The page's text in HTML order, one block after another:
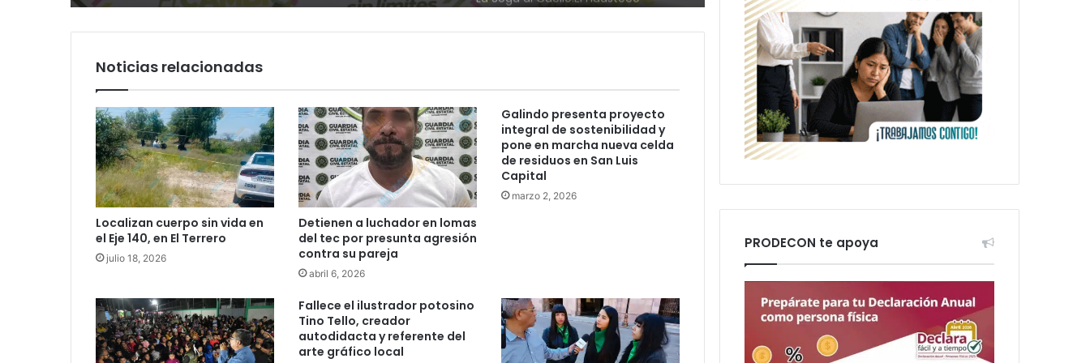
llegada tras renunciar al
PRI
Ruth González destaca impacto del
destaca coordinación con
Gobierno del Estado
Luis Mejía inicia diagnóstico en
Parques Tangamanga y defiende
llegada tras renunciar al PRI
La Soga al Cuello:El Huasteco
Noticias relacionadas
Localizan cuerpo sin vida en
el Eje 140, en El Terrero
julio 18, 2026
Detienen a luchador en lomas
del tec por presunta agresión
contra su pareja
abril 6, 2026
Galindo presenta proyecto
integral de sostenibilidad y
pone en marcha nueva celda
de residuos en San Luis
Capital
marzo 2, 2026
Fallece el ilustrador potosino
Tino Tello, creador
autodidacta y referente del
arte gráfico local
PRODECON te apoya